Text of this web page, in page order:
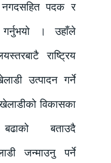
पदक र
गर्नुभयो । उहाँले
राष्ट्रिय
उत्पादन गर्ने
विकासका
बताउदै
जन्माउनु पर्ने